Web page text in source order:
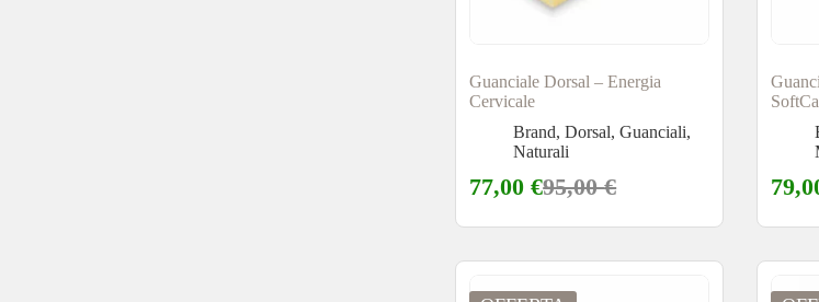
Guanciale Dorsal – Energia
Cervicale
Brand,Dorsal,Guanciali,
Naturali
95,00€
77,00€